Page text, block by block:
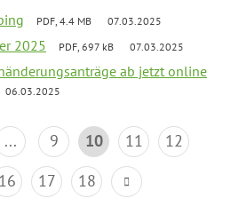
PDF, 4.4 MB 07.03.2025
2025 PDF, 697 kB 07.03.2025
ab jetzt online
06.03.2025
... 9 10 11
12
16 17 18